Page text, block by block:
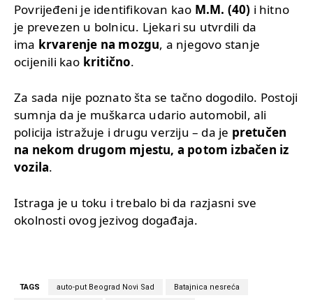
Povrijeđeni je identifikovan kao M.M. (40) i hitno
je prevezen u bolnicu. Ljekari su utvrdili da
ima krvarenje na mozgu, a njegovo stanje
ocijenili kao kritično.
Za sada nije poznato šta se tačno dogodilo. Postoji
sumnja da je muškarca udario automobil, ali
policija istražuje i drugu verziju – da je pretučen
na nekom drugom mjestu, a potom izbačen iz
vozila.
Istraga je u toku i trebalo bi da razjasni sve
okolnosti ovog jezivog događaja.
TAGS auto-put Beograd Novi Sad Batajnica nesreća